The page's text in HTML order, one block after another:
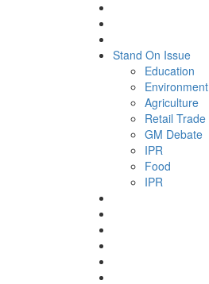
Stand On Issue
Education
Environment
Agriculture
Retail Trade
GM Debate
IPR
Food
IPR